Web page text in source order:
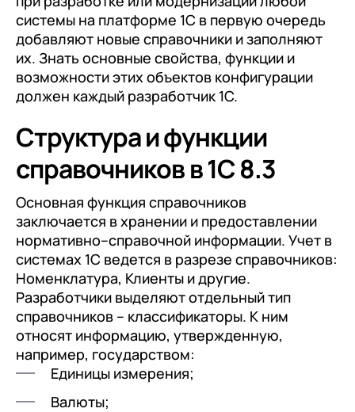
системы на платформе 1С в первую очередь
добавляют новые справочники и заполняют
их. Знать основные свойства, функции и
возможности этих объектов конфигурации
должен каждый разработчик 1С.
Структура и функции
справочников в 1С 8.3
Основная функция справочников
заключается в хранении и предоставлении
нормативно–справочной информации. Учет в
системах 1С ведется в разрезе справочников:
Номенклатура, Клиенты и другие.
Разработчики выделяют отдельный тип
справочников – классификаторы. К ним
относят информацию, утвержденную,
например, государством:
Единицы измерения;
Валюты;
Переход с Terrasoft CRM на 1С:CRM или
1С-Битрикс 24
документооборот (КЭДО)
1С:Кабинет сотрудника
Внутренний документооборот (СЭД)
1С:Документооборот 8
Управление финансами (FRP)
1С:Управление холдингом
WA:Финансист
Отраслевые решения
Легкая логистика
Бизнес-аналитика (BI)
1С:Аналитика
Управление взаимоотношениями с
клиентами (CRM)
1С:CRM
Прочие отрасли
Контакты
Релокация
Грейды
Истории успеха